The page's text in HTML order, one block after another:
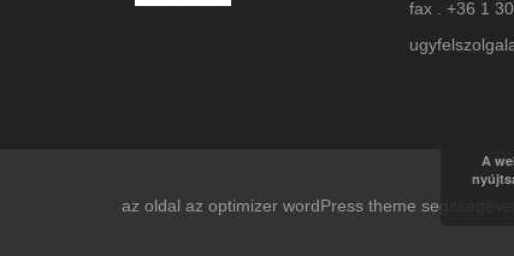
fax . +36 1
az oldal az optimizer wordPress theme
A